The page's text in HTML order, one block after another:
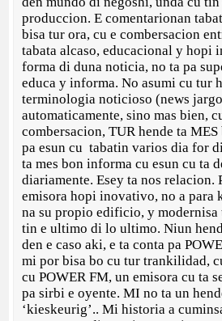
produccion. E comentarionan
bisa tur ora, cu e combersacion
tabata alcaso, educacional y hopi
forma di duna noticia, no ta pa
educa y informa. No asumi cu tur
terminologia noticioso (news
automaticamente, sino mas bien,
combersacion, TUR hende ta
pa esun cu tabatin varios dia for
ta mes bon informa cu esun cu ta
diariamente. Esey ta nos relacion.
emisora hopi inovativo, no a para
na su propio edificio, y modernisa
tin e ultimo di lo ultimo. Niun
den e caso aki, e ta conta pa
mi por bisa bo cu tur trankilidad,
cu POWER FM, un emisora cu ta
pa sirbi e oyente. MI no ta un
‘kieskeurig’.. Mi historia a